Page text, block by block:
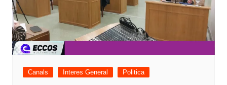
Canals Interes General Politica